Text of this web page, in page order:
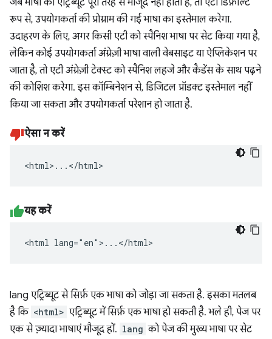
रूप से, उपयोगकर्ता की प्रोग्राम की गई भाषा का इस्तेमाल करेगा.
उदाहरण के लिए, अगर किसी एटी को स्पैनिश भाषा पर सेट किया गया है,
लेकिन कोई उपयोगकर्ता अंग्रेज़ी भाषा वाली वेबसाइट या ऐप्लिकेशन पर
जाता है, तो एटी अंग्रेज़ी टेक्स्ट को स्पैनिश लहजे और कैडेंस के साथ पढ़ने
की कोशिश करेगा. इस कॉम्बिनेशन से, डिजिटल प्रॉडक्ट इस्तेमाल नहीं
किया जा सकता और उपयोगकर्ता परेशान हो जाता है.
ऐसा न करें
<html>...</html>
यह करें
<html lang="en">...</html>
lang एट्रिब्यूट से सिर्फ़ एक भाषा को जोड़ा जा सकता है. इसका मतलब
है कि <html> एट्रिब्यूट में सिर्फ़ एक भाषा हो सकती है. भले ही, पेज पर
एक से ज़्यादा भाषाएं मौजूद हों. lang को पेज की मुख्य भाषा पर सेट